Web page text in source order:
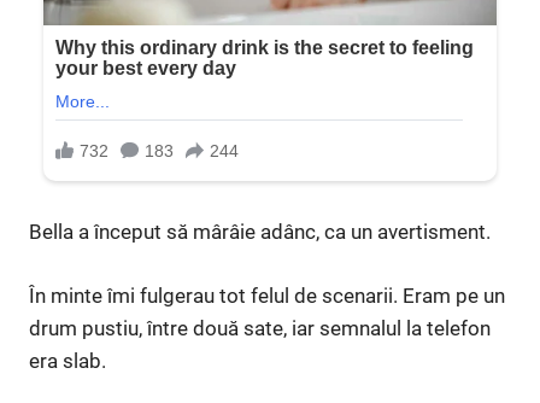
Bella a început să mârâie adânc, ca un avertisment.
În minte îmi fulgerau tot felul de scenarii. Eram pe un
drum pustiu, între două sate, iar semnalul la telefon
era slab.